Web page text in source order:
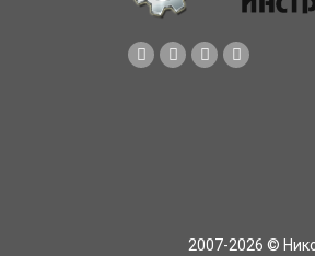
2007-2026 ©